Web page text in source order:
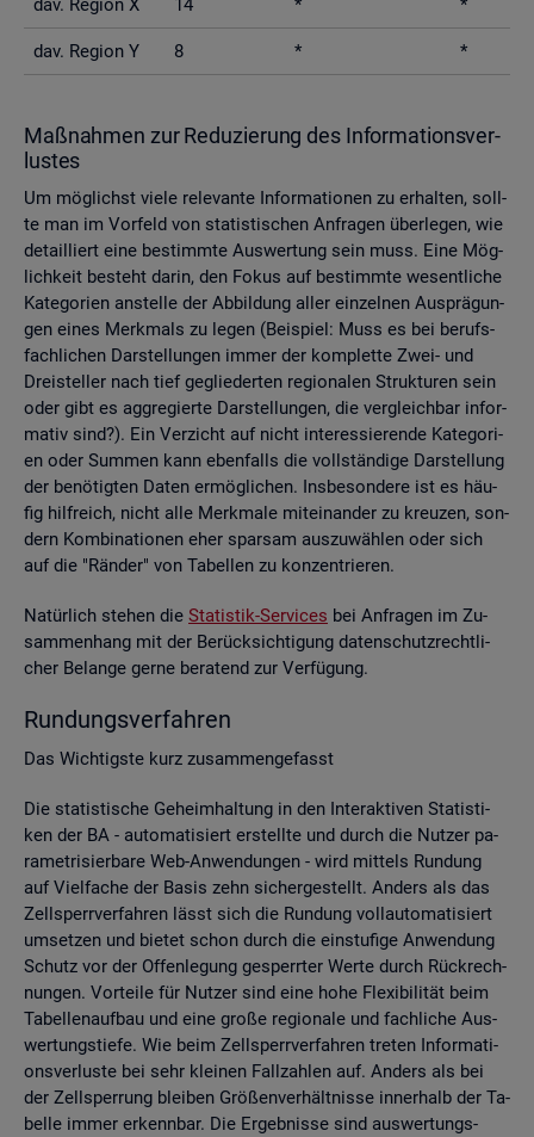
dav. Re­gi­on X 14 * *
dav. Re­gi­on Y 8 * *
Maß­nah­men zur Re­du­zie­rung des In­for­ma­ti­ons­ver­
lus­tes
Um mög­lichst viele re­le­van­te In­for­ma­tio­nen zu er­hal­ten, soll­
te man im Vor­feld von sta­tis­ti­schen An­fra­gen über­le­gen, wie
de­tail­liert eine be­stimm­te Aus­wer­tung sein muss. Eine Mög­
lich­keit be­steht darin, den Fokus auf be­stimm­te we­sent­li­che
Ka­te­go­ri­en an­stel­le der Ab­bil­dung aller ein­zel­nen Aus­prä­gun­
gen eines Merk­mals zu legen (Bei­spiel: Muss es bei be­rufs­
fach­li­chen Dar­stel­lun­gen immer der kom­plet­te Zwei- und
Drei­stel­ler nach tief ge­glie­der­ten re­gio­na­len Struk­tu­ren sein
oder gibt es agg­re­gier­te Dar­stel­lun­gen, die ver­gleich­bar in­for­
ma­tiv sind?). Ein Ver­zicht auf nicht in­ter­es­sie­ren­de Ka­te­go­ri­
en oder Sum­men kann eben­falls die voll­stän­di­ge Dar­stel­lung
der be­nö­tig­ten Daten er­mög­li­chen. Ins­be­son­de­re ist es häu­
fig hilf­reich, nicht alle Merk­ma­le mit­ein­an­der zu kreu­zen, son­
dern Kom­bi­na­tio­nen eher spar­sam aus­zu­wäh­len oder sich
auf die "Rän­der" von Ta­bel­len zu kon­zen­trie­ren.
Na­tür­lich ste­hen die Sta­tis­tik-Ser­vices bei An­fra­gen im Zu­
sam­men­hang mit der Be­rück­sich­ti­gung da­ten­schutz­recht­li­
cher Be­lan­ge gerne be­ra­tend zur Ver­fü­gung.
Run­dungs­ver­fah­ren
Das Wich­tigs­te kurz zu­sam­men­ge­fasst
Die sta­tis­ti­sche Ge­heim­hal­tung in den In­ter­ak­ti­ven Sta­tis­ti­
ken der BA - au­to­ma­ti­siert er­stell­te und durch die Nut­zer pa­
ra­me­tri­sier­ba­re Web-An­wen­dun­gen - wird mit­tels Run­dung
auf Viel­fa­che der Basis zehn si­cher­ge­stellt. An­ders als das
Zell­sperr­ver­fah­ren lässt sich die Run­dung voll­au­to­ma­ti­siert
um­set­zen und bie­tet schon durch die ein­stu­fi­ge An­wen­dung
Schutz vor der Of­fen­le­gung ge­sperr­ter Werte durch Rück­rech­
nun­gen. Vor­tei­le für Nut­zer sind eine hohe Fle­xi­bi­li­tät beim
Ta­bel­len­auf­bau und eine große re­gio­na­le und fach­li­che Aus­
wer­tungs­tie­fe. Wie beim Zell­sperr­ver­fah­ren tre­ten In­for­ma­ti­
ons­ver­lus­te bei sehr klei­nen Fall­zah­len auf. An­ders als bei
der Zell­sper­rung blei­ben Grö­ßen­ver­hält­nis­se in­ner­halb der Ta­
bel­le immer er­kenn­bar. Die Er­geb­nis­se sind aus­wer­tungs­